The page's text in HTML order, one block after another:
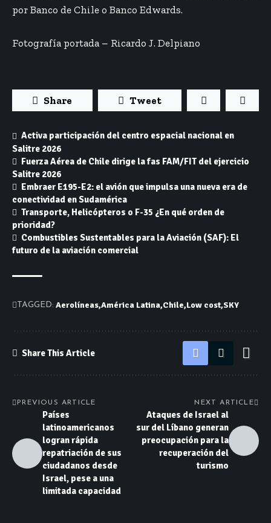
por Banco de Chile o Banco Edwards.
Fotografía portada – Ricardo J. Delpiano
Share Tweet
Activa participación del centro espacial nacional en
Salitre 2026
Fuerza Aérea de Chile dirige la fas FAM/FIT del ejercicio
Salitre 2026
Embraer E195-E2: el avión que impulsa una nueva era de
conectividad en Sudamérica
Transporte, Helicópteros o F-35 ¿En qué orden de
prioridad?
Combustibles Sustentables para la Aviación (SAF): El
futuro de la aviación comercial
TAGGED: Aerolíneas América Latina Chile Low cost SKY
Share This Article
PREVIOUS ARTICLE
Países
latinoamericanos
logran rápida
repatriación de sus
ciudadanos desde
Israel, pese a una
limitada capacidad
NEXT ARTICLE
Ataques de Israel al
sur del Líbano generan
preocupación para la
recuperación del
turismo